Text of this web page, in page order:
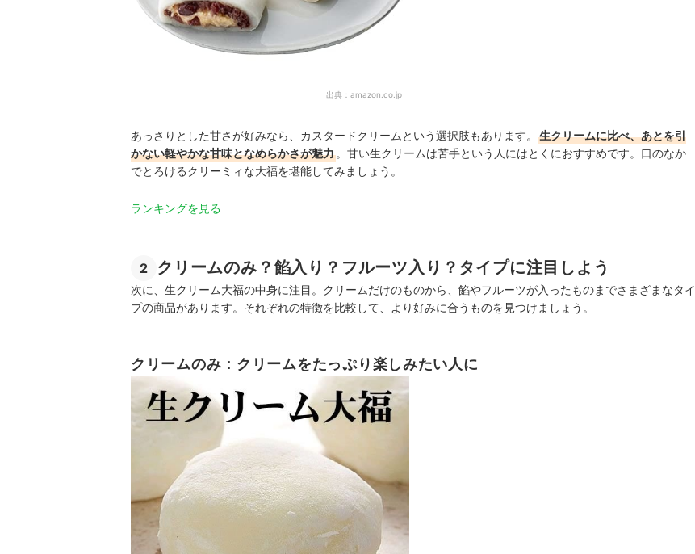
出典： amazon.co.jp
あっさりとした甘さが好みなら、カスタードクリームという選択肢もあります。
生クリームに比べ、あとを引
かない軽やかな甘味となめらかさが魅力。甘い生クリームは苦手という人にはとくにおすすめです。口のなか
でとろけるクリーミィな大福を堪能してみましょう。
ランキングを見る
2 クリームのみ？餡入り？フルーツ入り？タイプに注目しよう
次に、生クリーム大福の中身に注目。クリームだけのものから、餡やフルーツが入ったものまでさまざまなタイ
プの商品があります。それぞれの特徴を比較して、より好みに合うものを見つけましょう。
クリームのみ：クリームをたっぷり楽しみたい人に